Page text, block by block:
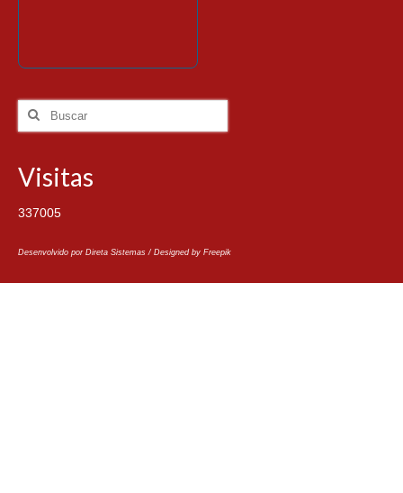
Visitas
337005
Desenvolvido por Direta Sistemas / Designed by Freepik